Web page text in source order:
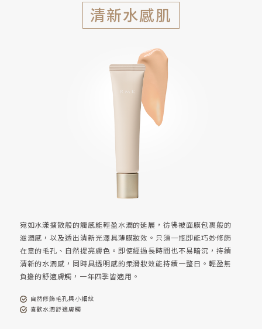
清新水感肌
宛如水漾擴散般的觸感能輕盈水潤的延展，彷彿被面膜包裹般的
滋潤感，以及透出清新光澤具薄膜妝效。只須一瓶即能巧妙修飾
在意的毛孔、自然提亮膚色。即使經過長時間也不易暗沉，持續
清新的水潤感，同時具透明感的柔滑妝效能持續一整日。輕盈無
負擔的舒適膚觸，一年四季皆適用。
自然修飾毛孔與小細紋
喜歡水潤舒適膚觸